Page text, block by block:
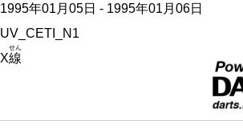
1995年01月05日 - 1995年01月06日
UV_CETI_N1
X線
せん